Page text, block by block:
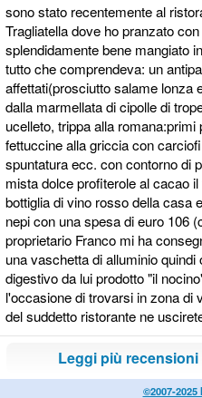
sono stato recentemente al
Tragliatella dove ho pranzato
splendidamente bene mangiato
tutto che comprendeva: un
affettati(prosciutto salame lonza
dalla marmellata di cipolle di
ucelleto, trippa alla
fettuccine alla griccia con
spuntatura ecc. con contorno di
mista dolce profiterole al cacao
bottiglia di vino rosso della casa
nepi con una spesa di euro 106
proprietario Franco mi ha
una vaschetta di alluminio
digestivo da lui prodotto "il
l'occasione di trovarsi in zona di
del suddetto ristorante ne
Leggi più
©2007-